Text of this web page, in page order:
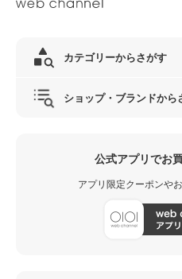
カテゴリーからさがす
ショップ・ブランドから
公式アプリでお
アプリ限定クーポンや